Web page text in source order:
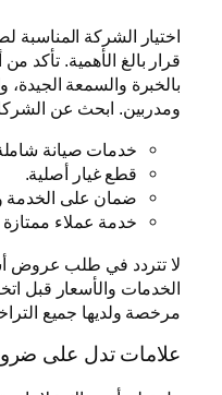
اختيار الشركة المناسبة
قرار بالغ الأهمية. تأكد
بالخبرة والسمعة الجيدة،
ومدربين. ابحث عن
خدمات صيانة
قطع غيار أصلية.
ضمان على الخدمة
خدمة عملاء
لا تتردد في طلب عروض
الخدمات والأسعار قبل
مرخصة ولديها جميع
علامات تدل على